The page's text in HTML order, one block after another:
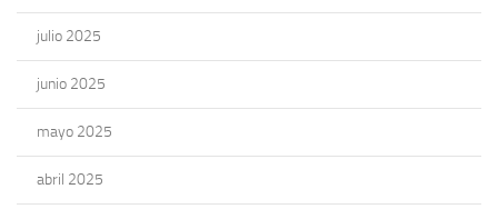
julio 2025
junio 2025
mayo 2025
abril 2025